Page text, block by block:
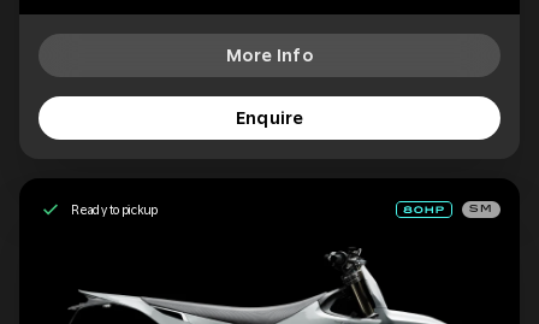
More Info
Enquire
Ready to pickup SM